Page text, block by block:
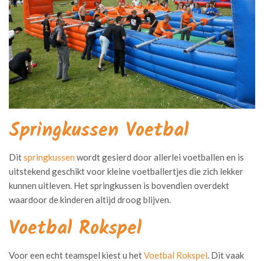
Springkussen Voetbal
Ditspringkussen wordt gesierd door allerlei voetballen en is
uitstekend geschikt voor kleine voetballertjes die zich lekker
kunnen uitleven. Het springkussen is bovendien overdekt
waardoor de kinderen altijd droog blijven.
Voetbal Rokspel
Voor een echt teamspel kiest u hetVoetbal Rokspel. Dit vaak